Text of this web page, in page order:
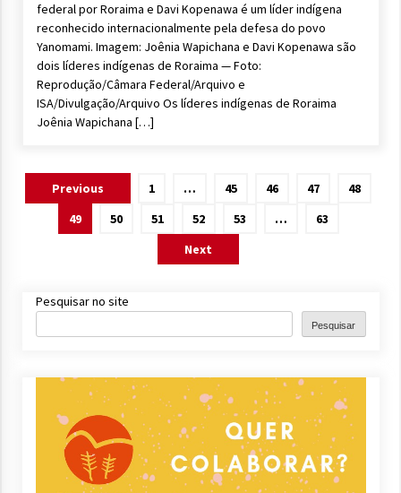
federal por Roraima e Davi Kopenawa é um líder indígena
reconhecido internacionalmente pela defesa do povo
Yanomami. Imagem: Joênia Wapichana e Davi Kopenawa são
dois líderes indígenas de Roraima — Foto:
Reprodução/Câmara Federal/Arquivo e
ISA/Divulgação/Arquivo Os líderes indígenas de Roraima
Joênia Wapichana […]
Paginação
posts
Previous 1 … 45 46 47
48
49
50 51 52 53 …
63
Next
Pesquisar no site
Pesquisar